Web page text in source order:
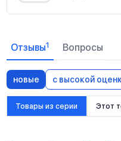
Отзывы1 Вопросы
новые с высокой
Товары из серии Этот